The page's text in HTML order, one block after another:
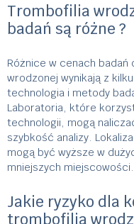
Trombofilia
badań są różne ?
Różnice w cenach
wrodzonej wynikają z
technologia i metody
Laboratoria, które
technologii, mogą
szybkość analizy.
mogą być wyższe w
mniejszych miejscowości.
Jakie ryzyko dla
trombofilia